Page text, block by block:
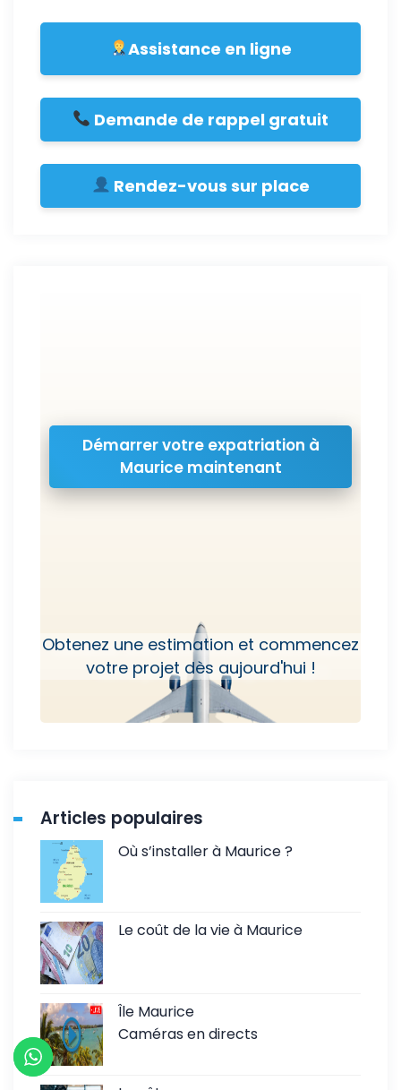
Assistance en ligne
Demande de rappel gratuit
Rendez-vous sur place
Démarrer votre expatriation à
Maurice maintenant
Obtenez une estimation et commencez
votre projet dès aujourd'hui !
Articles populaires
Où s’installer à Maurice ?
Le coût de la vie à Maurice
Île Maurice
Caméras en directs